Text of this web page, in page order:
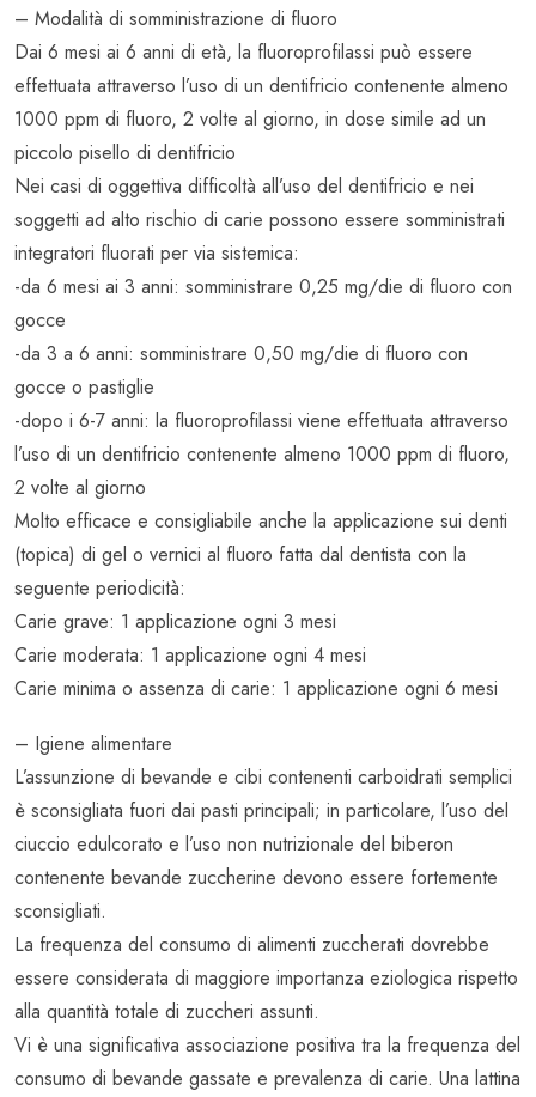
– Modalità di somministrazione di fluoro
Dai 6 mesi ai 6 anni di età, la fluoroprofilassi può essere
effettuata attraverso l’uso di un dentifricio contenente almeno
1000 ppm di fluoro, 2 volte al giorno, in dose simile ad un
piccolo pisello di dentifricio
Nei casi di oggettiva difficoltà all’uso del dentifricio e nei
soggetti ad alto rischio di carie possono essere somministrati
integratori fluorati per via sistemica:
-da 6 mesi ai 3 anni: somministrare 0,25 mg/die di fluoro con
gocce
-da 3 a 6 anni: somministrare 0,50 mg/die di fluoro con
gocce o pastiglie
-dopo i 6-7 anni: la fluoroprofilassi viene effettuata attraverso
l’uso di un dentifricio contenente almeno 1000 ppm di fluoro,
2 volte al giorno
Molto efficace e consigliabile anche la applicazione sui denti
(topica) di gel o vernici al fluoro fatta dal dentista con la
seguente periodicità:
Carie grave: 1 applicazione ogni 3 mesi
Carie moderata: 1 applicazione ogni 4 mesi
Carie minima o assenza di carie: 1 applicazione ogni 6 mesi
– Igiene alimentare
L’assunzione di bevande e cibi contenenti carboidrati semplici
è sconsigliata fuori dai pasti principali; in particolare, l’uso del
ciuccio edulcorato e l’uso non nutrizionale del biberon
contenente bevande zuccherine devono essere fortemente
sconsigliati.
La frequenza del consumo di alimenti zuccherati dovrebbe
essere considerata di maggiore importanza eziologica rispetto
alla quantità totale di zuccheri assunti.
Vi è una significativa associazione positiva tra la frequenza del
consumo di bevande gassate e prevalenza di carie. Una lattina